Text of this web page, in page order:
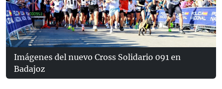
Imágenes del nuevo Cross Solidario 091 en
Badajoz